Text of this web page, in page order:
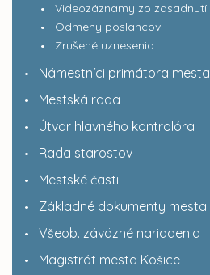
Videozáznamy zo zasadnutí
Odmeny poslancov
Zrušené uznesenia
Námestníci primátora mesta
Mestská rada
Útvar hlavného kontrolóra
Rada starostov
Mestské časti
Základné dokumenty mesta
Všeob. záväzné nariadenia
Magistrát mesta Košice